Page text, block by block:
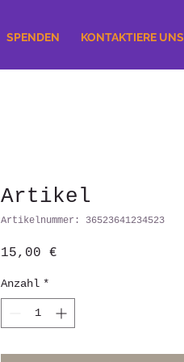
SPENDEN KONTAKTIERE UNS
Artikel
Artikelnummer: 36523641234523
15,00 €
Anzahl *